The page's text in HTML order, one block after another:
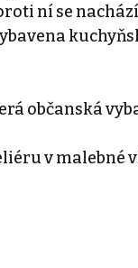
ní se
občanská
v malebné